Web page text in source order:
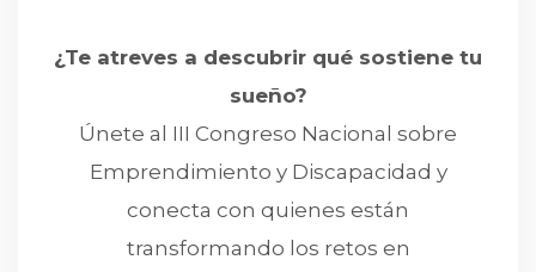
¿Te atreves a descubrir qué sostiene tu
sueño?
Únete al III Congreso Nacional sobre
Emprendimiento y Discapacidad y
conecta con quienes están
transformando los retos en